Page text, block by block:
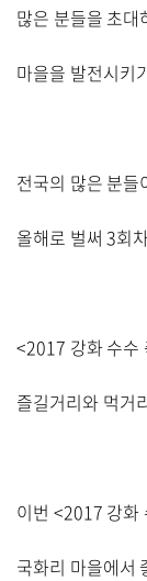
많은 분들을 초대
마을을 발전시키
전국의 많은 분들
올해로 벌써 3회
<2017 강화 수수
즐길거리와 먹거
이번 <2017 강화
국화리 마을에서